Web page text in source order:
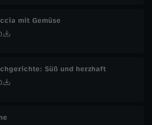
mit Gemüse
Süß und herzhaft